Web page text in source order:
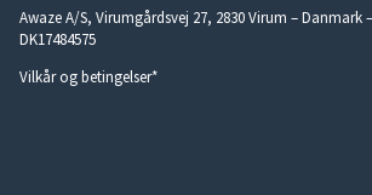
Awaze A/S, Virumgårdsvej 27, 2830 Virum – Danmark
DK17484575
Vilkår og betingelser*